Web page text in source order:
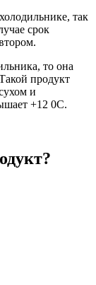
так
срок
то она
продукт
и
+12 0C.